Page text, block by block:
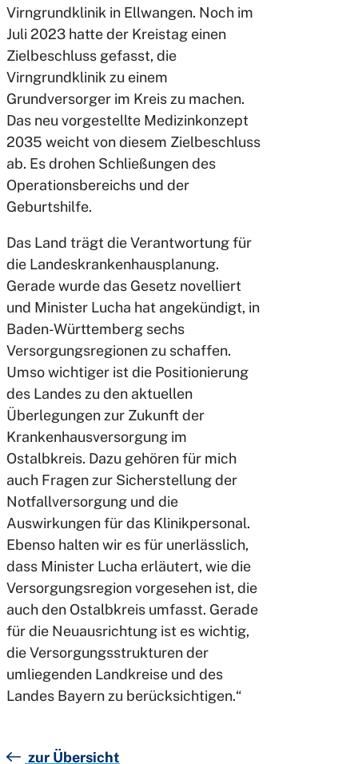
Virngrundklinik in Ellwangen. Noch im
Juli 2023 hatte der Kreistag einen
Zielbeschluss gefasst, die
Virngrundklinik zu einem
Grundversorger im Kreis zu machen.
Das neu vorgestellte Medizinkonzept
2035 weicht von diesem Zielbeschluss
ab. Es drohen Schließungen des
Operationsbereichs und der
Geburtshilfe.
Das Land trägt die Verantwortung für
die Landeskrankenhausplanung.
Gerade wurde das Gesetz novelliert
und Minister Lucha hat angekündigt, in
Baden-Württemberg sechs
Versorgungsregionen zu schaffen.
Umso wichtiger ist die Positionierung
des Landes zu den aktuellen
Überlegungen zur Zukunft der
Krankenhausversorgung im
Ostalbkreis. Dazu gehören für mich
auch Fragen zur Sicherstellung der
Notfallversorgung und die
Auswirkungen für das Klinikpersonal.
Ebenso halten wir es für unerlässlich,
dass Minister Lucha erläutert, wie die
Versorgungsregion vorgesehen ist, die
auch den Ostalbkreis umfasst. Gerade
für die Neuausrichtung ist es wichtig,
die Versorgungsstrukturen der
umliegenden Landkreise und des
Landes Bayern zu berücksichtigen.“
zur Übersicht